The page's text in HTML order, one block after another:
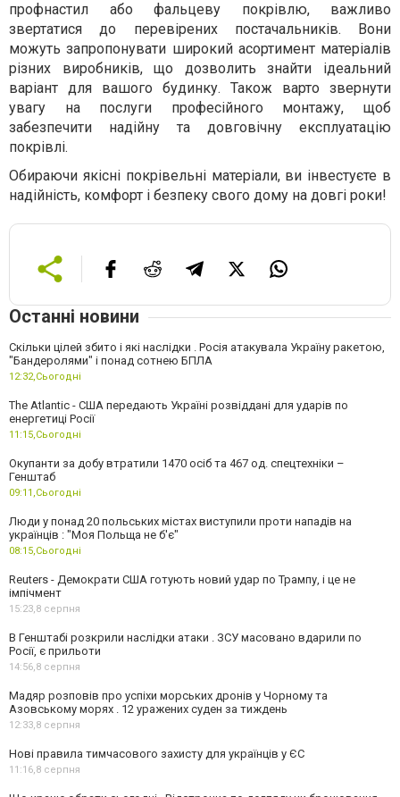
профнастил або фальцеву покрівлю, важливо
звертатися до перевірених постачальників. Вони
можуть запропонувати широкий асортимент матеріалів
різних виробників, що дозволить знайти ідеальний
варіант для вашого будинку. Також варто звернути
увагу на послуги професійного монтажу, щоб
забезпечити надійну та довговічну експлуатацію
покрівлі.
Обираючи якісні покрівельні матеріали, ви інвестуєте в
надійність, комфорт і безпеку свого дому на довгі роки!
Останні новини
Скільки цілей збито і які наслідки . Росія атакувала Україну ракетою,
"Бандеролями" і понад сотнею БПЛА
12:32,Сьогодні
The Atlantic - США передають Україні розвіддані для ударів по
енергетиці Росії
11:15,Сьогодні
Окупанти за добу втратили 1470 осіб та 467 од. спецтехніки –
Генштаб
09:11,Сьогодні
Люди у понад 20 польських містах виступили проти нападів на
українців : "Моя Польща не б'є"
08:15,Сьогодні
Reuters - Демократи США готують новий удар по Трампу, і це не
імпічмент
15:23,8 серпня
В Генштабі розкрили наслідки атаки . ЗСУ масовано вдарили по
Росії, є прильоти
14:56,8 серпня
Мадяр розповів про успіхи морських дронів у Чорному та
Азовському морях . 12 уражених суден за тиждень
12:33,8 серпня
Нові правила тимчасового захисту для українців у ЄС
11:16,8 серпня